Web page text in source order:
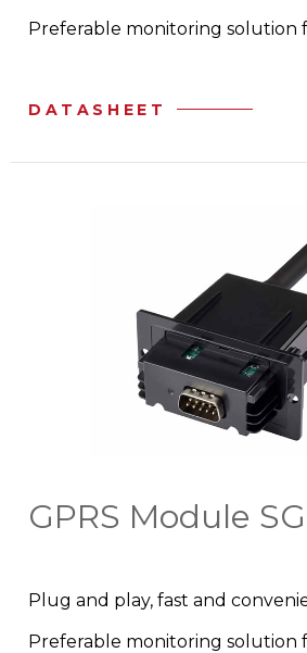
Preferable monitoring solution
DATASHEET
GPRS Module
Plug and play, fast and
Preferable monitoring solution